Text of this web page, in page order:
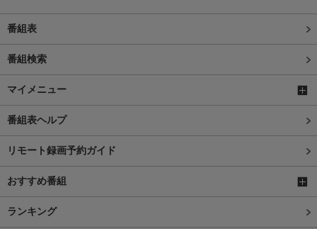
番組表
番組検索
マイメニュー
番組表ヘルプ
リモート録画予約ガイド
おすすめ番組
ランキング